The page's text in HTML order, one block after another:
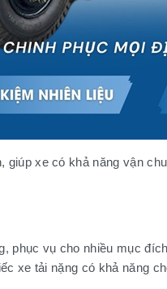
xe có khả năng vận
vụ cho nhiều mục
xe tải nặng có khả năng